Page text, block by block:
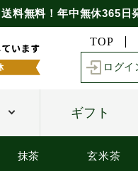
料無料！年中無休365日
TOP
ログイ
ギフト
抹茶 玄米茶